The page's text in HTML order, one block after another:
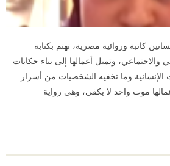
كاتبة وروائية مصرية، تهتم بكتابة
والاجتماعي، وتميل أعمالها إلى بناء حكايات
وما تخفيه الشخصيات من أسرار
موت واحد لا يكفي، وهي رواية